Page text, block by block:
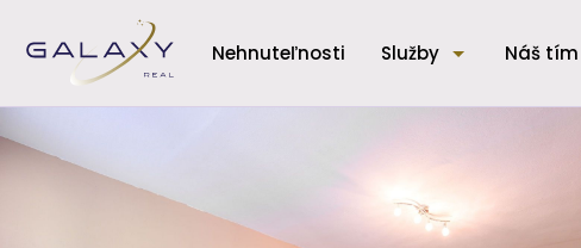
Nehnuteľnosti Služby Náš tím